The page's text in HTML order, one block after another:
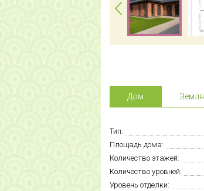
Дом Земля
Тип:
Площадь дома:
Количество этажей:
Количество уровней:
Уровень отделки: